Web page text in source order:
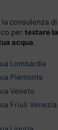
consulenza di
per testare la
acqua.
Lombardia
Piemonte
Veneto
Friuli Venezia